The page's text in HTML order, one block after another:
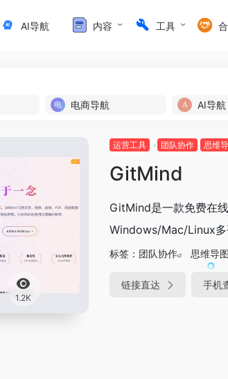
AI导航 内容 工具
电商导航 AI导航
1.2K
运营工具 团队协作 思维
GitMind
GitMind是一款免费在
Windows/Mac/Linux多
标签： 团队协作 思维导图
链接直达 手机